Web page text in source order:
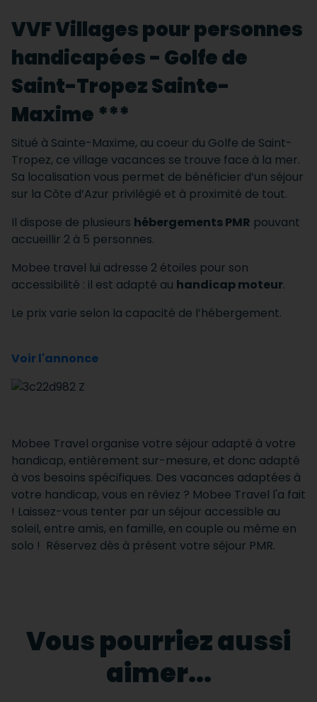
VVF Villages pour personnes
handicapées - Golfe de
Saint-Tropez Sainte-
Maxime ***
Situé à Sainte-Maxime, au coeur du Golfe de Saint-
Tropez, ce village vacances se trouve face à la mer.
Sa localisation vous permet de bénéficier d’un séjour
sur la Côte d’Azur privilégié et à proximité de tout.
Il dispose de plusieurs hébergements PMR pouvant
accueillir 2 à 5 personnes.
Mobee travel lui adresse 2 étoiles pour son
accessibilité : il est adapté au handicap moteur.
Le prix varie selon la capacité de l’hébergement.
Voir l'annonce
Mobee Travel organise votre séjour adapté à votre
handicap, entièrement sur-mesure, et donc adapté
à vos besoins spécifiques. Des vacances adaptées à
votre handicap, vous en rêviez ? Mobee Travel l'a fait
! Laissez-vous tenter par un séjour accessible au
soleil, entre amis, en famille, en couple ou même en
solo ! Réservez dès à présent votre séjour PMR.
Vous pourriez aussi
aimer...